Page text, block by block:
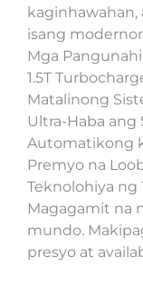
kaginhawahan,
isang
Mga
1.5T
Matalinong
Ultra-Haba ang
Automatikong
Premyo na
Teknolohiya ng
Magagamit na
mundo.
presyo at